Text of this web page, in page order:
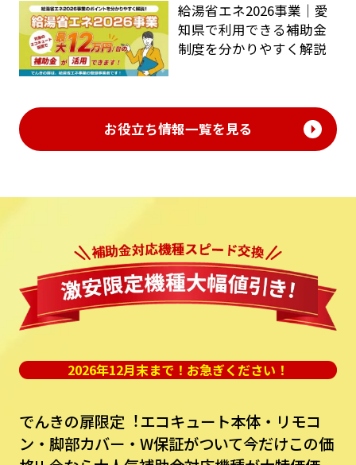
給湯省エネ2026事業｜愛
知県で利用できる補助金
制度を分かりやすく解説
お役立ち情報一覧を見る
2026年12月末まで！お急ぎください！
でんきの扉限定︕エコキュート本体・リモコ
ン・脚部カバー・W保証がついて今だけこの価